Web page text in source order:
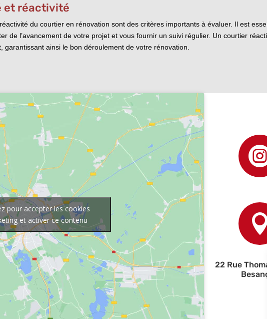
et réactivité
du courtier en rénovation sont des critères importants à évaluer. Il est
de l’avancement de votre projet et vous fournir un suivi régulier. Un courtier
garantissant ainsi le bon déroulement de votre rénovation.
pour accepter les cookies
et activer ce contenu
22 Rue